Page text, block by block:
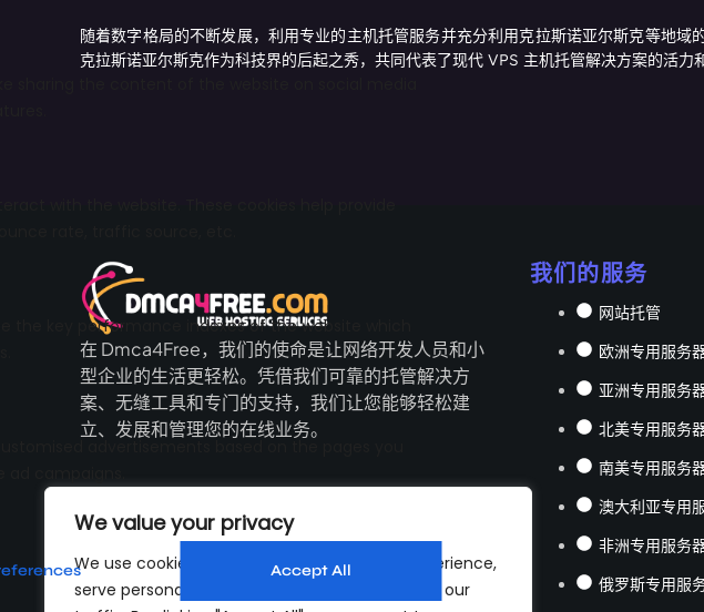
We value your privacy
We use cookies to enhance your browsing experience,
serve personalised ads or content, and analyse our
随着数字格局的不断发展，利用专业的主机托管服务并充分利用克拉斯诺亚尔斯克等地
克拉斯诺亚尔斯克作为科技界的后起之秀，共同代表了现代 VPS 主机托管解决方案的活力
在 Dmca4Free，我们的使命是让网络开发人员和小
型企业的生活更轻松。凭借我们可靠的托管解决方
案、无缝工具和专门的支持，我们让您能够轻松建
立、发展和管理您的在线业务。
我们的服务
网站托管
欧洲专用服务
亚洲专用服务
北美专用服务
南美专用服务
澳大利亚专用
非洲专用服务
俄罗斯专用服